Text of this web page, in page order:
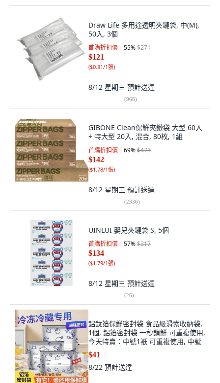
Draw Life 多用途透明夾鏈袋, 中(M),
50入, 3個
首購折扣價 55%$271
$121
($0.81/1張)
8/12 星期三 預計送達
(968)
GIBONE Clean保鮮夾鏈袋 大型 60入
+ 特大型 20入, 混合, 80枚, 1組
首購折扣價 69%$473
$142
($1.78/1張)
8/12 星期三 預計送達
(2336)
UINLUI 嬰兒夾鏈袋 S, 5個
首購折扣價 57%$317
$134
($1.79/1張)
8/12 星期三 預計送達
(26)
鋁鈦箔保鮮密封袋 食品級滑索收納袋,
1個, 鋁箔密封袋 一秒鎖鮮 可重複使用,
今天特賣：中號1衹 可重複使用, 中號
$41
8/22 預計送達